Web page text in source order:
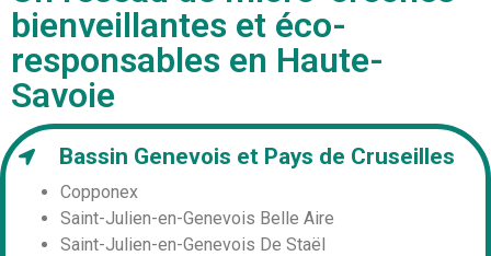
bienveillantes et éco-
responsables en Haute-
Savoie
Bassin Genevois et Pays de Cruseilles
Copponex
Saint-Julien-en-Genevois Belle Aire
Saint-Julien-en-Genevois De Staël